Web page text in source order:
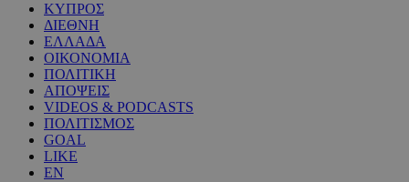
ΚΥΠΡΟΣ
ΔΙΕΘΝΗ
ΕΛΛΑΔΑ
ΟΙΚΟΝΟΜΙΑ
ΠΟΛΙΤΙΚΗ
ΑΠΟΨΕΙΣ
VIDEOS & PODCASTS
ΠΟΛΙΤΙΣΜΟΣ
GOAL
LIKE
EN